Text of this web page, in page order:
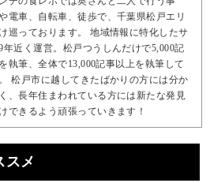
電車、自転車、徒歩で、千葉県松戸エリ
巡っております。 地域情報に特化したサ
年近く運営。松戸つうしんだけで5,000記
執筆、全体で13,000記事以上を執筆して
松戸市に越してきたばかりの方には分か
、長年住まわれている方には新たな発見
できるよう頑張っていきます！
スメ